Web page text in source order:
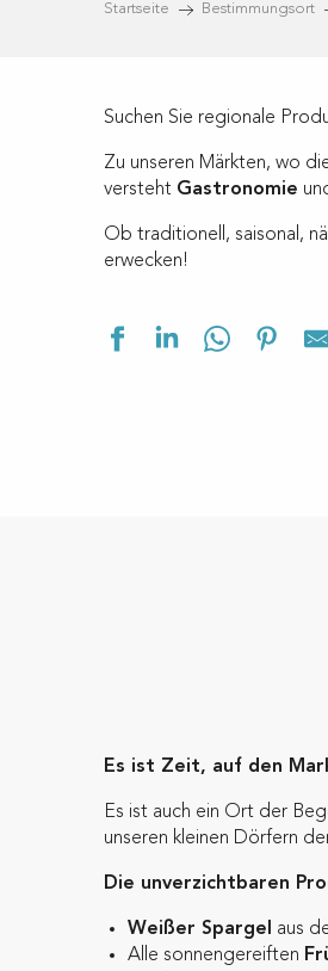
Startseite Bestimmungsort
Suchen Sie regionale
Zu unseren Märkten, wo
versteht Gastronomie
Ob traditionell, saisonal,
erwecken!
Es ist Zeit, auf den
Es ist auch ein Ort der
unseren kleinen Dörfern
Die unverzichtbaren
Weißer Spargel
aus
Alle sonnengereiften